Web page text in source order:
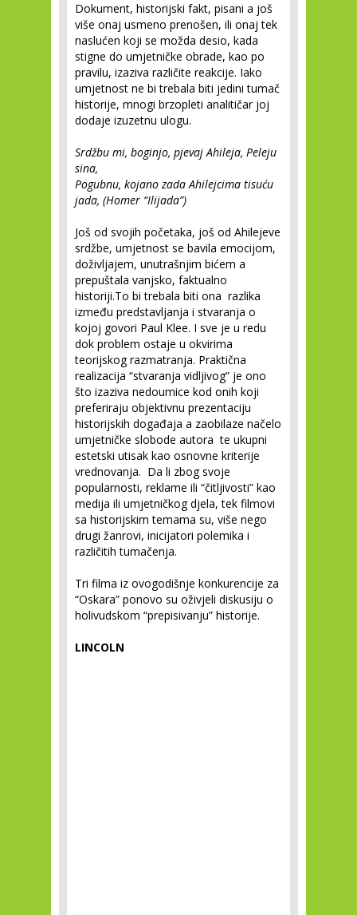
Dokument, historijski fakt, pisani a još
više onaj usmeno prenošen, ili onaj tek
naslućen koji se možda desio, kada
stigne do umjetničke obrade, kao po
pravilu, izaziva različite reakcije. Iako
umjetnost ne bi trebala biti jedini tumač
historije, mnogi brzopleti analitičar joj
dodaje izuzetnu ulogu.
Srdžbu mi, boginjo, pjevaj Ahileja, Peleju
sina,
Pogubnu, kojano zada Ahilejcima tisuću
jada, (Homer “Ilijada”)
Još od svojih početaka, još od Ahilejeve
srdžbe, umjetnost se bavila emocijom,
doživljajem, unutrašnjim bićem a
prepuštala vanjsko, faktualno
historiji.To bi trebala biti ona razlika
između predstavljanja i stvaranja o
kojoj govori Paul Klee. I sve je u redu
dok problem ostaje u okvirima
teorijskog razmatranja. Praktična
realizacija “stvaranja vidljivog” je ono
što izaziva nedoumice kod onih koji
preferiraju objektivnu prezentaciju
historijskih događaja a zaobilaze načelo
umjetničke slobode autora te ukupni
estetski utisak kao osnovne kriterije
vrednovanja. Da li zbog svoje
popularnosti, reklame ili “čitljivosti” kao
medija ili umjetničkog djela, tek filmovi
sa historijskim temama su, više nego
drugi žanrovi, inicijatori polemika i
različitih tumačenja.
Tri filma iz ovogodišnje konkurencije za
“Oskara” ponovo su oživjeli diskusiju o
holivudskom “prepisivanju” historije.
LINCOLN